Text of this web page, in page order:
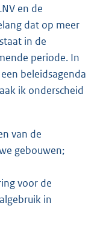
en de
dat op meer
in de
periode. In
beleidsagenda
ik onderscheid
van de
gebouwen;
voor de
in